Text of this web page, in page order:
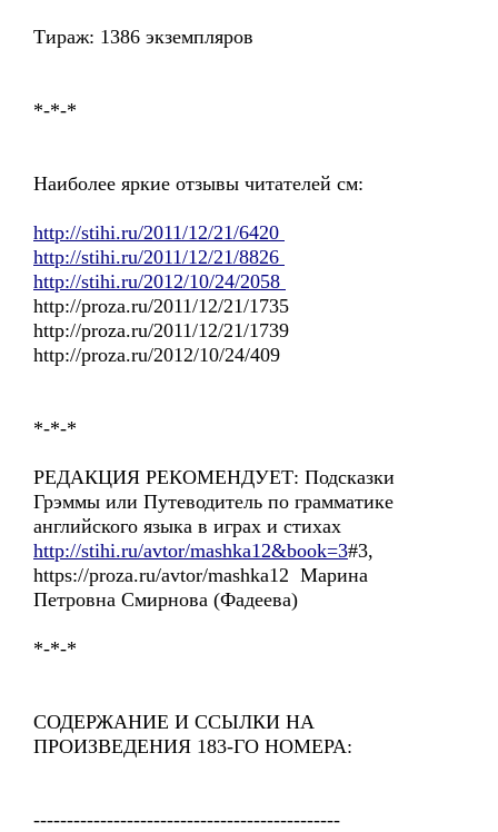
Тираж: 1386 экземпляров
*-*-*
Наиболее яркие отзывы читателей см:
http://stihi.ru/2011/12/21/6420
http://stihi.ru/2011/12/21/8826
http://stihi.ru/2012/10/24/2058
http://proza.ru/2011/12/21/1735
http://proza.ru/2011/12/21/1739
http://proza.ru/2012/10/24/409
*-*-*
РЕДАКЦИЯ РЕКОМЕНДУЕТ: Подсказки
Грэммы или Путеводитель по грамматике
английского языка в играх и стихах
http://stihi.ru/avtor/mashka12&book=3#3,
https://proza.ru/avtor/mashka12 Марина
Петровна Смирнова (Фадеева)
*-*-*
СОДЕРЖАНИЕ И ССЫЛКИ НА
ПРОИЗВЕДЕНИЯ 183-ГО НОМЕРА:
----------------------------------------------